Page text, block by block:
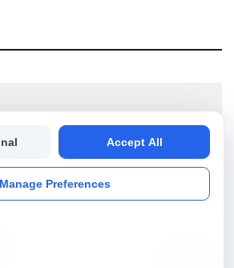
to get the best stories into
Manage Preferences
Accept All